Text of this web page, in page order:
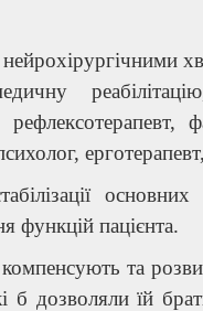
рефлексотерапевт,
функцій пацієнта.
та
б дозволяли їй